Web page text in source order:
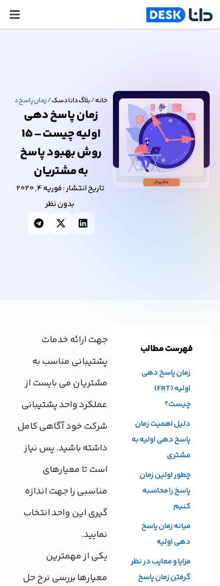
خانه/بلاگ دانا دسک/زمان پاسخ دهی اولیه چیست – 15
زمان پاسخ دهی
اولیه چیست – 15
روش بهبود پاسخ
به مشتریان
تاریخ انتشار :فوریه 4, 2020
بدون نظر
جهت ارائه خدمات
پشتیبانی مناسب به
مشتریان می بایست از
عملکرد واحد پشتیبانی
شرکت خود آگاهی کامل
داشته باشید. پس نیاز
است تا معیارهای
مناسبی را جهت اندازه
گیری این واحد انتخاب
نمایید.
یکی از مهمترین
معیارها بررسی نرخ حل
فهرست مطالب
زمان پاسخ دهی
اولیه (FRT)
چیست؟
دلیل اهمیت زمان
پاسخ دهی اولیه به
مشتری
چطور اولین زمان
پاسخ را محاسبه
کنیم
میانه زمان پاسخ
دهی اولیه
مزایا و معایب در نظر
گرفتن زمان پاسخ